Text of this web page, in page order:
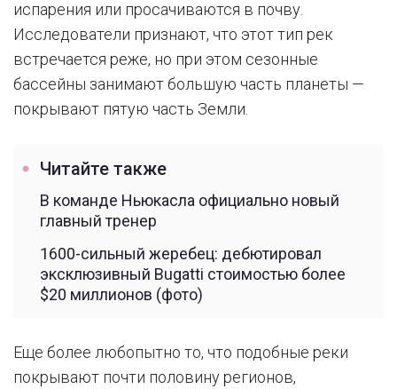
испарения или просачиваются в почву.
Исследователи признают, что этот тип рек
встречается реже, но при этом сезонные
бассейны занимают большую часть планеты —
покрывают пятую часть Земли.
Читайте также
В команде Ньюкасла официально новый
главный тренер
1600-сильный жеребец: дебютировал
эксклюзивный Bugatti стоимостью более
$20 миллионов (фото)
Еще более любопытно то, что подобные реки
покрывают почти половину регионов,